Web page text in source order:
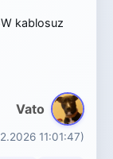
kablosuz
Vato
11:01:47)